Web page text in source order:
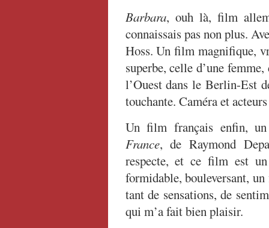
Barbara, ouh là, film
connaissais pas non plus.
Hoss. Un film magnifique,
superbe, celle d’une
l’Ouest dans le Berlin-Est
touchante. Caméra et
Un film français enfin,
France, de Raymond
respecte, et ce film est
formidable, bouleversant,
tant de sensations, de
qui m’a fait bien plaisir.